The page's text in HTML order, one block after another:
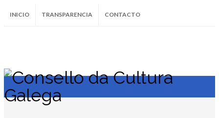
INICIO TRANSPARENCIA CONTACTO
InstagramFacebookTwitter Soundcloud
Youtube